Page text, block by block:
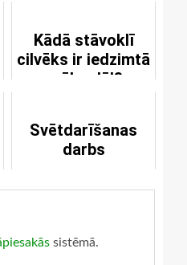
Kādā stāvoklī
cilvēks ir iedzimtā
grēka dēļ?
Svētdarīšanas
darbs
sistēmā.